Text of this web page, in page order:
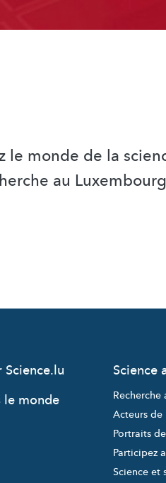
le monde de la
au Luxembourg
Science.lu
le monde
Science
Recherche
Acteurs de
Portraits
Participez
Science et